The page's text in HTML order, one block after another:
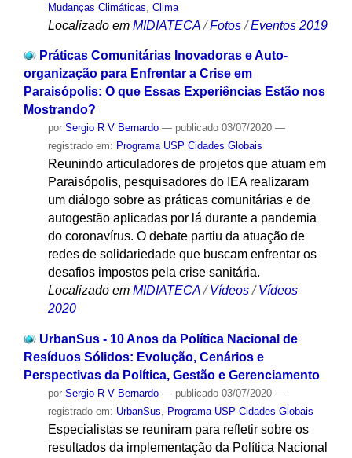
Mudanças Climáticas Clima
Localizado em MIDIATECA /Fotos /Eventos 2019
Práticas Comunitárias Inovadoras e Auto-
organização para Enfrentar a Crise em
Paraisópolis: O que Essas Experiências Estão nos
Mostrando?
por Sergio R V Bernardo — publicado03/07/2020 —
registrado em: Programa USP Cidades Globais
Reunindo articuladores de projetos que atuam em
Paraisópolis, pesquisadores do IEA realizaram
um diálogo sobre as práticas comunitárias e de
autogestão aplicadas por lá durante a pandemia
do coronavírus. O debate partiu da atuação de
redes de solidariedade que buscam enfrentar os
desafios impostos pela crise sanitária.
Localizado em MIDIATECA / Vídeos / Vídeos
2020
UrbanSus - 10 Anos da Política Nacional de
Resíduos Sólidos: Evolução, Cenários e
Perspectivas da Política, Gestão e Gerenciamento
por Sergio R V Bernardo — publicado03/07/2020 —
registrado em: UrbanSus, Programa USP Cidades Globais
Especialistas se reuniram para refletir sobre os
resultados da implementação da Política Nacional